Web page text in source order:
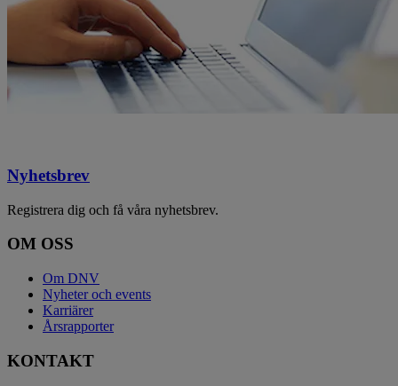
Nyhetsbrev
Registrera dig och få våra nyhetsbrev.
OM OSS
Om DNV
Nyheter och events
Karriärer
Årsrapporter
KONTAKT